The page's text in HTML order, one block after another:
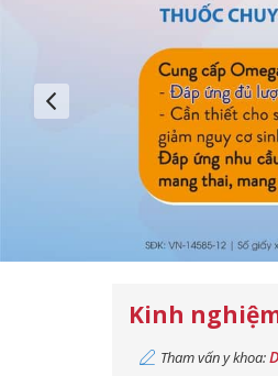
Kinh
Tham vấn y khoa: